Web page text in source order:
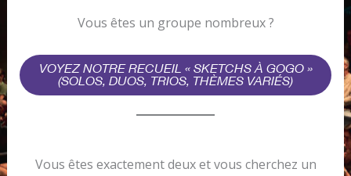
Vous êtes un groupe nombreux ?
VOYEZ NOTRE RECUEIL « SKETCHS À GOGO »
(SOLOS, DUOS, TRIOS, THÈMES VARIÉS)
Vous êtes exactement deux et vous cherchez un